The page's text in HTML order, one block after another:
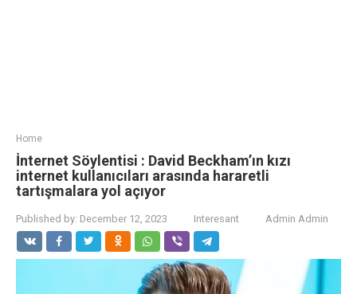
Home
İnternet Söylentisi : David Beckham’ın kızı
internet kullanıcıları arasında hararetli
tartışmalara yol açıyor
Published by: December 12, 2023 Interesant Admin Admin